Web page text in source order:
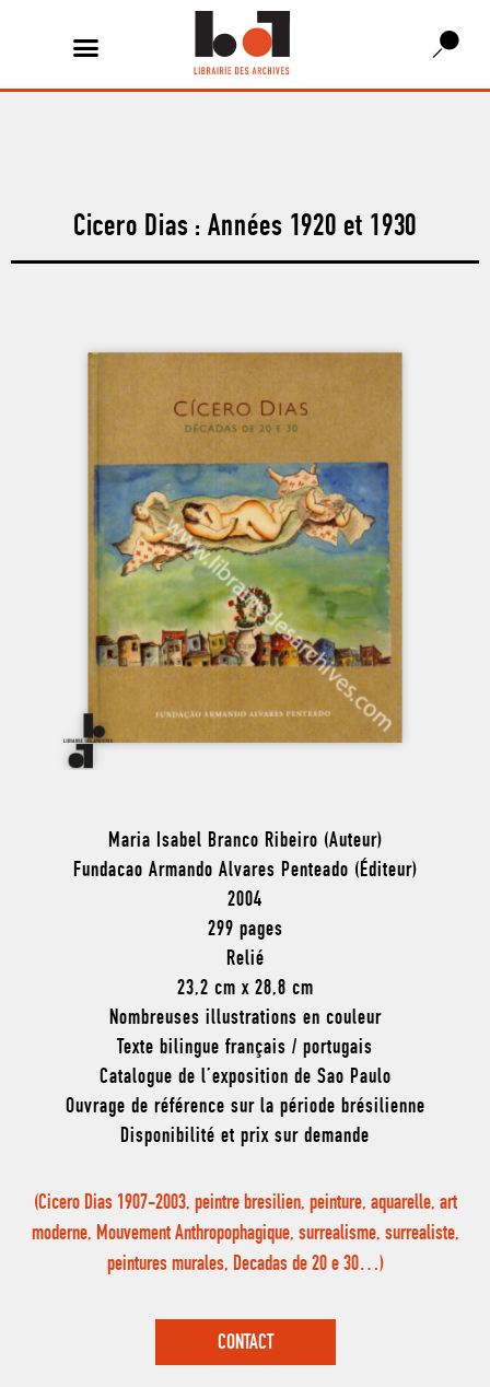
Cicero Dias : Années 1920 et 1930
Maria Isabel Branco Ribeiro (Auteur)
Fundacao Armando Alvares Penteado (Éditeur)
2004
299 pages
Relié
23,2 cm x 28,8 cm
Nombreuses illustrations en couleur
Texte bilingue français / portugais
Catalogue de l’exposition de Sao Paulo
Ouvrage de référence sur la période brésilienne
Disponibilité et prix sur demande
(Cicero Dias 1907-2003, peintre bresilien, peinture, aquarelle, art
moderne, Mouvement Anthropophagique, surrealisme, surrealiste,
peintures murales, Decadas de 20 e 30…)
CONTACT